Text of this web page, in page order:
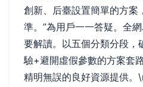
創新、后臺設置簡單的方案
準。”為用戶一一答疑。全
要解讀。以五個分類分段，
驗+避開虛假參數的方案套
精明無誤的良好資源提供